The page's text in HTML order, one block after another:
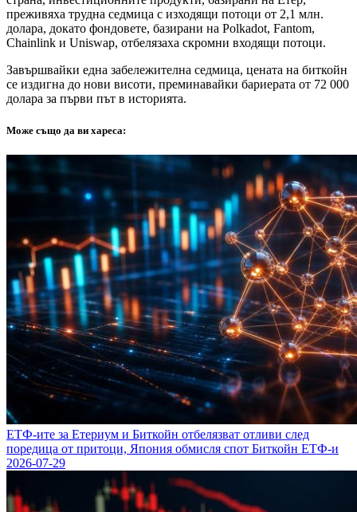
преживяха трудна седмица с изходящи потоци от 2,1 млн.
долара, докато фондовете, базирани на Polkadot, Fantom,
Chainlink и Uniswap, отбелязаха скромни входящи потоци.
Завършвайки една забележителна седмица, цената на биткойн
се издигна до нови висоти, преминавайки бариерата от 72 000
долара за първи път в историята.
Може също да ви хареса:
ЕТФ-ите за Етериум и Биткойн отбелязват отливи след
поредица от притоци, Япония обмисля спот Биткойн ЕТФ-и
2026-07-29